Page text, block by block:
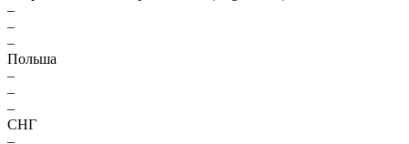
–
–
–
Польша
–
–
–
СНГ
–